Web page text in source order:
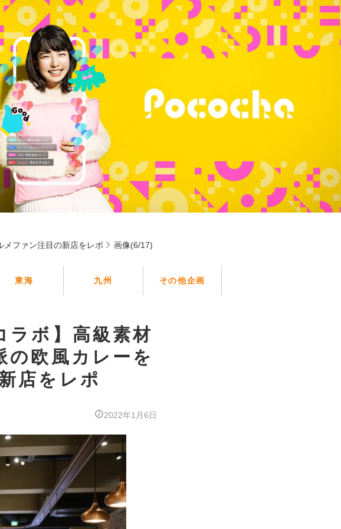
メファン注目の新店をレポ
画像(6/17)
東海 九州 その他企画
ボ】高級素材
の欧風カレーを
店をレポ
2022年1月6日